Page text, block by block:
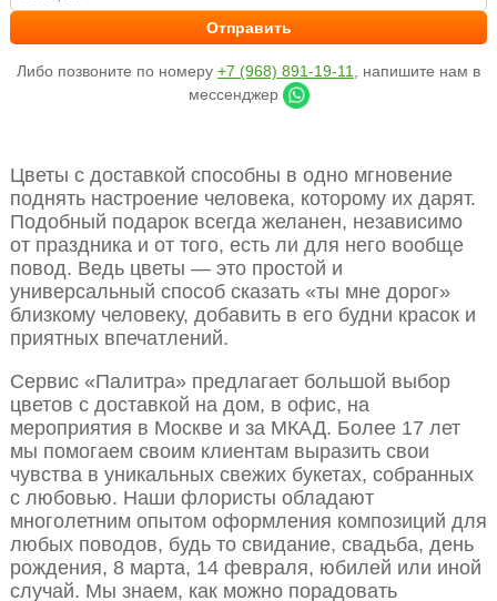
Либо позвоните по номеру +7 (968) 891-19-11
, напишите нам в
мессенджер
Цветы с доставкой способны в одно мгновение
поднять настроение человека, которому их дарят.
Подобный подарок всегда желанен, независимо
от праздника и от того, есть ли для него вообще
повод. Ведь цветы — это простой и
универсальный способ сказать «ты мне дорог»
близкому человеку, добавить в его будни красок и
приятных впечатлений.
Сервис «Палитра» предлагает большой выбор
цветов с доставкой на дом, в офис, на
мероприятия в Москве и за МКАД. Более 17 лет
мы помогаем своим клиентам выразить свои
чувства в уникальных свежих букетах, собранных
с любовью. Наши флористы обладают
многолетним опытом оформления композиций для
любых поводов, будь то свидание, свадьба, день
рождения, 8 марта, 14 февраля, юбилей или иной
случай. Мы знаем, как можно порадовать